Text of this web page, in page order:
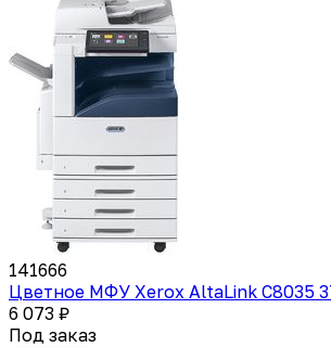
141666
Цветное МФУ Xerox AltaLink C8035
6 073 ₽
Под заказ